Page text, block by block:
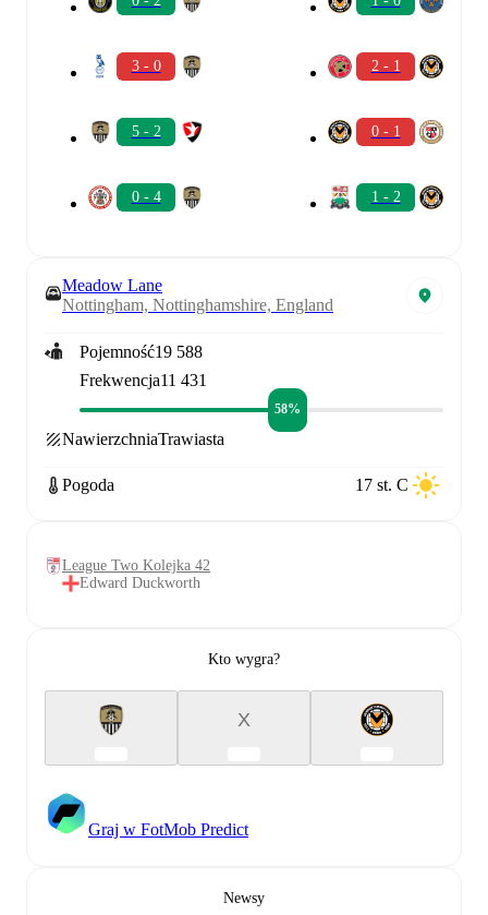
3 - 0
5 - 2
0 - 4
2 - 1
0 - 1
1 - 2
Meadow Lane
Nottingham, Nottinghamshire, England
Pojemność19 588
Frekwencja11 431
58%
NawierzchniaTrawiasta
Pogoda 17 st. C
League Two Kolejka 42
Edward Duckworth
Kto wygra?
X
Graj w FotMob Predict
Newsy